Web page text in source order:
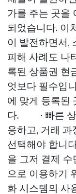
가를 주는 곳을
되었습니다. 이
이 발전하면서,
피해 사례도 나
록된 상품권 현
엇보다 필수입
에 맞게 등록된
다. · 빠른 상
응하고, 거래
선택해야 합니
을 그저 결제
으로 이용하기
화 시스템의 사